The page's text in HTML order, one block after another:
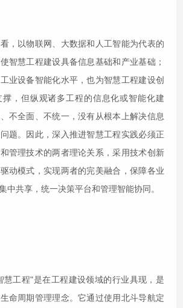
，以物联网、大数据和人工智能为代表的
智慧工程建设具备信息基础和产业基础；
业设备智能化水平，也为智慧工程建设创
，但纵观诸多工程的信息化或智能化建
不全面、不统一，没有从根本上解决信息
题。因此，深入推进智慧工程实践必须正
管理技术的两者理论关系，采用技术创新
动模式，实现两者的完美融合，保障各业
中共享，统一决策平台和管理智能协同。
慧工程"是在工程建设领域的行业具现，是
命周期管理理念。它通过使用北斗导航定